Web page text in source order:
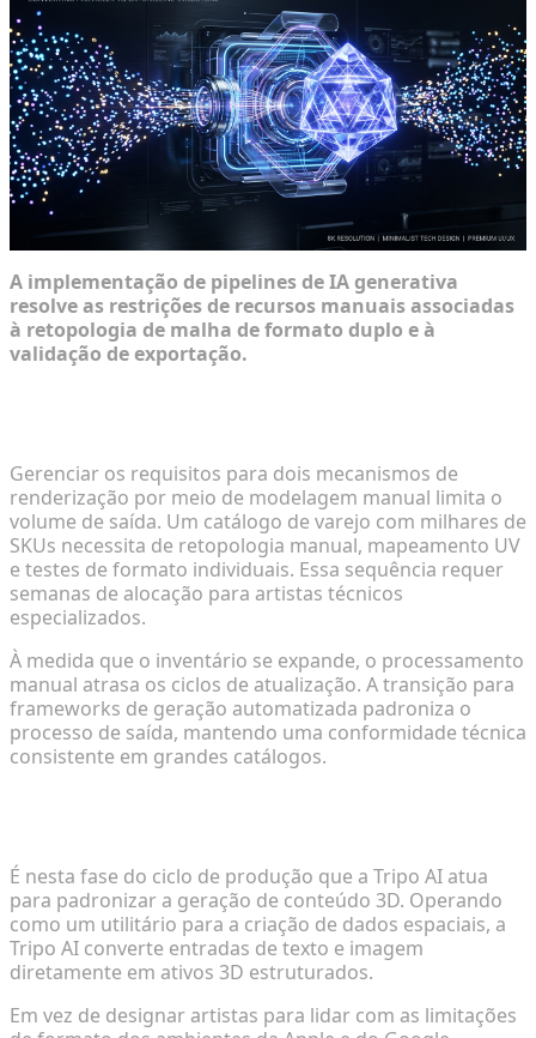
A implementação de pipelines de IA generativa
resolve as restrições de recursos manuais associadas
à retopologia de malha de formato duplo e à
validação de exportação.
Gerenciar os requisitos para dois mecanismos de
renderização por meio de modelagem manual limita o
volume de saída. Um catálogo de varejo com milhares de
SKUs necessita de retopologia manual, mapeamento UV
e testes de formato individuais. Essa sequência requer
semanas de alocação para artistas técnicos
especializados.
À medida que o inventário se expande, o processamento
manual atrasa os ciclos de atualização. A transição para
frameworks de geração automatizada padroniza o
processo de saída, mantendo uma conformidade técnica
consistente em grandes catálogos.
É nesta fase do ciclo de produção que a Tripo AI atua
para padronizar a geração de conteúdo 3D. Operando
como um utilitário para a criação de dados espaciais, a
Tripo AI converte entradas de texto e imagem
diretamente em ativos 3D estruturados.
Em vez de designar artistas para lidar com as limitações